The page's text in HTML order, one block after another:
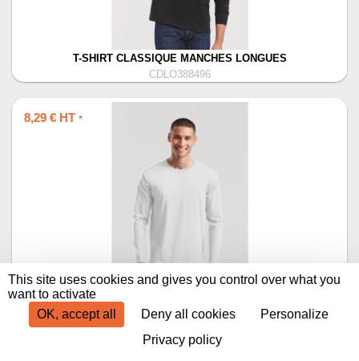
T-SHIRT CLASSIQUE MANCHES LONGUES
CDLO388496
8,29 € HT *
T-SHIRT ICONIC 195 MANCHES LONGUES
This site uses cookies and gives you control over what you
want to activate
OK, accept all
Deny all cookies
Personalize
Privacy policy